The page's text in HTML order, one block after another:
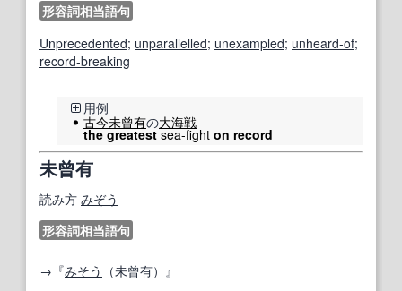
形容詞相当語句
Unprecedented; unparallelled; unexampled; unheard-of;
record-breaking
用例
古今未曾有の大海戦
the greatest sea-fight on record
未曾有
読み方 みぞう
形容詞相当語句
→『みそう （未曾有）』